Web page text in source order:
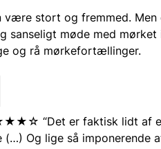
være stort og fremmed.
sanseligt møde med mørket
og rå mørkefortællinger.
“Det er faktisk lidt af en
(…) Og lige så imponerende